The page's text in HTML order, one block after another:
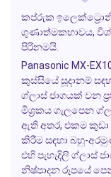
කප්රුක
ගුණාත්මකභාවය,
පිරිනමයි.
Panasonic MX-
කුස්සියේ සූදානම්
ග්ලාස් ජාගයක් වන
මිශ්‍රකය ගැලපෙන
ඇති අතර, එකම
කිරීම සඳහා බහු-
එහි පැහැදිලි ග්ලාස්
නිෂ්පාදන රූපයේ